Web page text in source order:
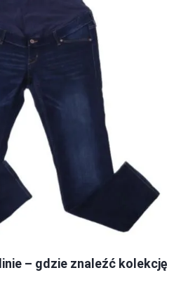
– gdzie znaleźć kolekcję